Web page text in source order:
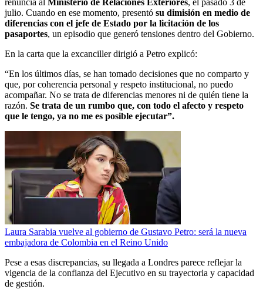
julio. Cuando en ese momento, presentó su dimisión en medio de
diferencias con el jefe de Estado por la licitación de los
pasaportes, un episodio que generó tensiones dentro del Gobierno.
En la carta que la excanciller dirigió a Petro explicó:
“En los últimos días, se han tomado decisiones que no comparto y
que, por coherencia personal y respeto institucional, no puedo
acompañar. No se trata de diferencias menores ni de quién tiene la
razón. Se trata de un rumbo que, con todo el afecto y respeto
que le tengo, ya no me es posible ejecutar”.
Laura Sarabia vuelve al gobierno de Gustavo Petro: será la nueva
embajadora de Colombia en el Reino Unido
Pese a esas discrepancias, su llegada a Londres parece reflejar la
vigencia de la confianza del Ejecutivo en su trayectoria y capacidad
de gestión.